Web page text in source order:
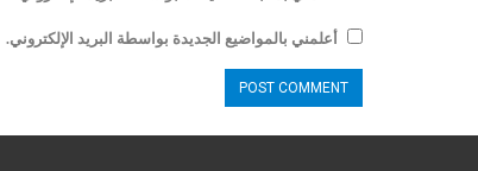
أعلمني بالمواضيع الجديدة بواسطة البريد الإلكتروني.